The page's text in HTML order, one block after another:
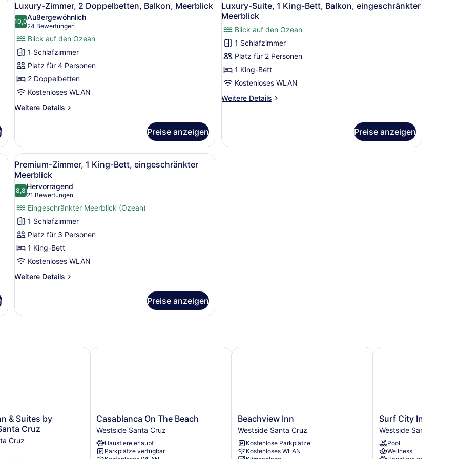
Fotos
für
Luxury-
Zimmer,
2 Doppelbetten,
Balkon,
Meerblick
anzeigen
4
Luxury-Zimmer, 2 Doppelbetten, Balkon, Meerblick
10,010,0 von 10
Außergewöhnlich
24 Bewertungen
(24
Bewertungen)
Blick auf den Ozean
1 Schlafzimmer
Platz für 4 Personen
2 Doppelbetten
Kostenloses WLAN
Weitere Details
Weitere
Zimmer,
2 Doppelbetten,
Balkon,
Meerblick
Preise anzeigen
Fotos
für
Luxury-
Suite,
1 King-
Bett,
Balkon,
eingeschränkter
Meerblick
5
Luxury-Suite, 1 King-Bett, Balkon, eingeschränkter
Meerblick
Blick auf den Ozean
1 Schlafzimmer
Platz für 2 Personen
1 King-Bett
Kostenloses WLAN
Weitere Details
Weitere
1 King-
Preise anzeigen
einem Schreibtisch und einem Fernseher.
Alle
Fotos
für
Premium-
Zimmer,
1 King-
Bett,
eingeschränkter
Meerblick
anzeigen
Ein Hotelzimmer mit einem großen Bett, einem Schreibtisch mit Stuhl, einer Kaffeemaschine, einem
4
Premium-Zimmer, 1 King-Bett, eingeschränkter
Meerblick
8,88,8 von 10
Hervorragend
21 Bewertungen
(21
Bewertungen)
Eingeschränkter Meerblick (Ozean)
1 Schlafzimmer
Platz für 3 Personen
1 King-Bett
Kostenloses WLAN
Weitere Details
Weitere
Zimmer,
Meerblick
Preise anzeigen
& Suites by
Cruz
Cruz
Suites by Wyndham Santa Cruz
Casablanca
On
The
Beach
Westside
Casablanca On The Beach
Westside Santa Cruz
Haustiere erlaubt
Parkplätze verfügbar
Casablanca On The Beach
Beachview
Inn
Westside
Santa
Cruz
Beachview Inn
Westside Santa Cruz
Kostenlose Parkplätze
Kostenloses WLAN
Beachview Inn
Surf
City
Inn
and
Suites
Surf City Inn and
Westside Santa Cruz
Pool
Wellness
Surf City Inn and